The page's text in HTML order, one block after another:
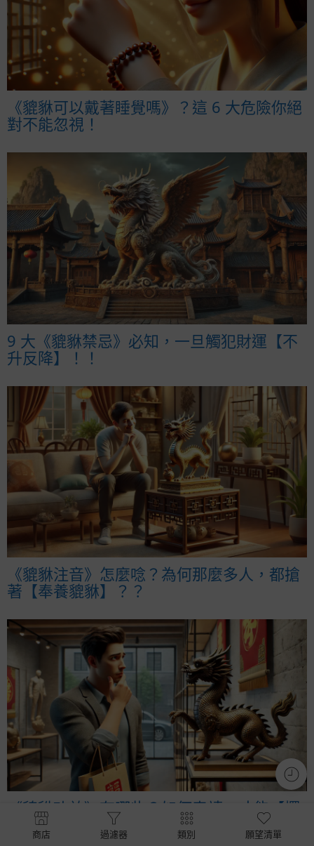
《貔貅可以戴著睡覺嗎》？這 6 大危險你絕
對不能忽視！
9 大《貔貅禁忌》必知，一旦觸犯財運【不
升反降】！！
《貔貅注音》怎麼唸？為何那麼多人，都搶
著【奉養貔貅】？？
《貔貅功效》有哪些？如何奉請，才能【擺
脫不順，運勢回升】？？
商店 過濾器 類別 願望清單